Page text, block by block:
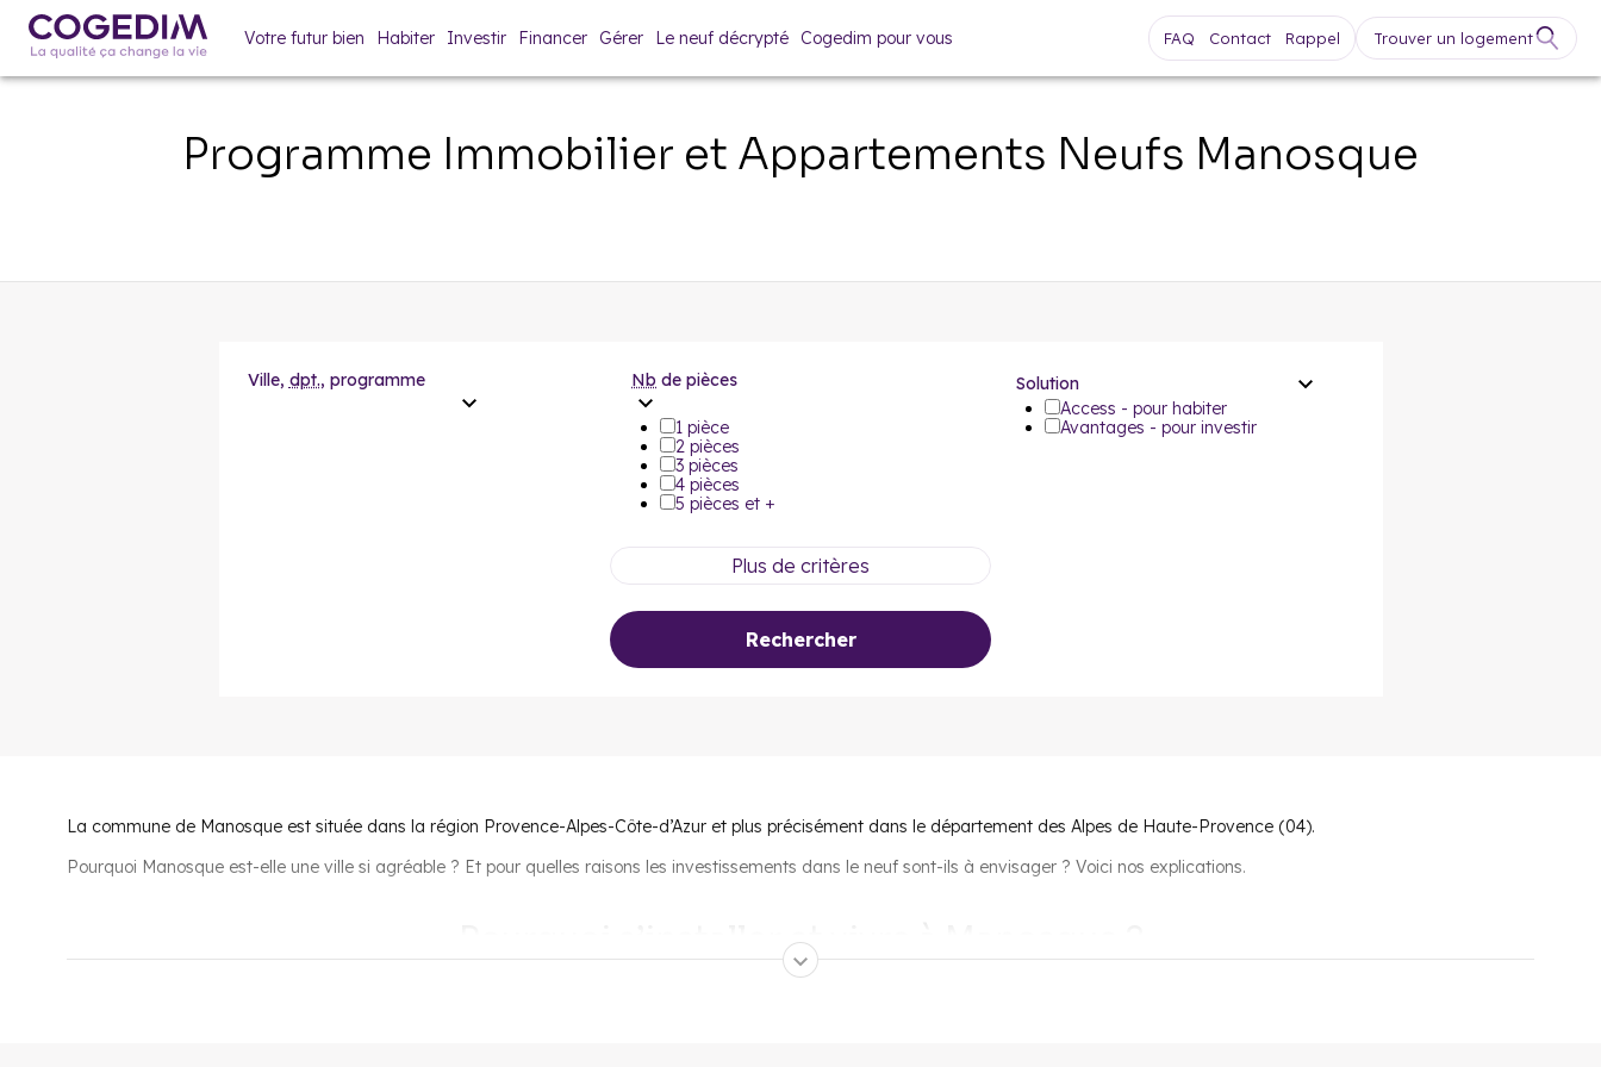
Votre futur bien Habiter Investir Financer Gérer Le neuf décrypté Cogedim pour vous FAQ Contact Rappel Trouver un logement
Programme Immobilier et Appartements Neufs Manosque
Ville, dpt., programme Nb de pièces
1 pièce
2 pièces
3 pièces
4 pièces
5 pièces et +
Solution
Access - pour habiter
Avantages - pour investir
Plus de critères
Rechercher
La commune de Manosque est située dans la région Provence-Alpes-Côte-d’Azur et plus précisément dans le département des Alpes de Haute-Provence (04).
Pourquoi Manosque est-elle une ville si agréable ? Et pour quelles raisons les investissements dans le neuf sont-ils à envisager ? Voici nos explications.
Pourquoi s’installer et vivre à Manosque ?